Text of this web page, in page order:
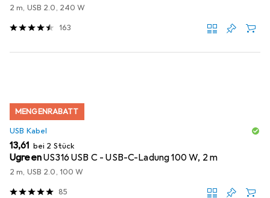
2 m, USB 2.0, 240 W
163
MENGENRABATT
USB Kabel
EUR
13,61 bei 2 Stück
UgreenUS316 USB C - USB-C-Ladung 100 W, 2 m
2 m, USB 2.0, 100 W
85